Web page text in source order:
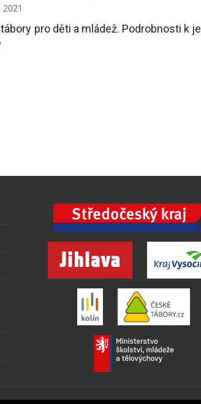
pro děti a mládež. Podrobnosti k